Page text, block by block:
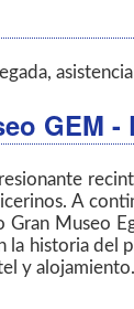
GEM
A
Museo
la historia
y alojamiento.